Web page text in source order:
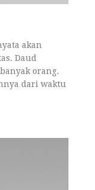
akan
Daud
orang.
dari waktu